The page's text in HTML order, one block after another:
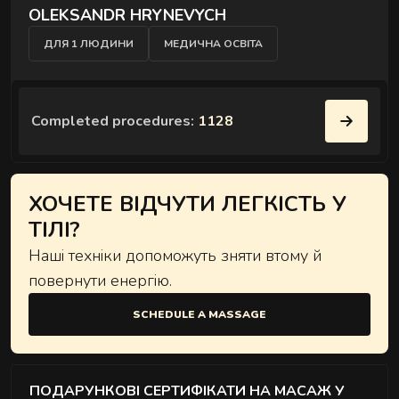
OLEKSANDR HRYNEVYCH
ДЛЯ 1 ЛЮДИНИ МЕДИЧНА ОСВІТА
Completed procedures: 1128
ХОЧЕТЕ ВІДЧУТИ ЛЕГКІСТЬ У
ТІЛІ?
Наші техніки допоможуть зняти втому й
повернути енергію.
SCHEDULE A MASSAGE
ПОДАРУНКОВІ СЕРТИФІКАТИ НА МАСАЖ У
A session for two — side by side, simultaneously, and
in the comfort of your choice.
EXCLUSIVE MASSAGES
Special techniques and formats for deeper recovery.